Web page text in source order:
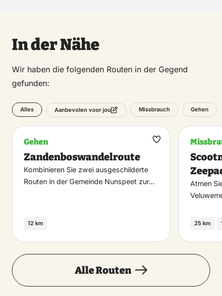
In der Nähe
Wir haben die folgenden Routen in der Gegend
gefunden:
Alles Aanbevolen voor jou Missbrauch Gehen
Gehen
Zandenboswandelroute
Kombinieren Sie zwei ausgeschilderte
Routen in der Gemeinde Nunspeet zur…
12 km
Maak
Atmen
25 km
Alle Routen